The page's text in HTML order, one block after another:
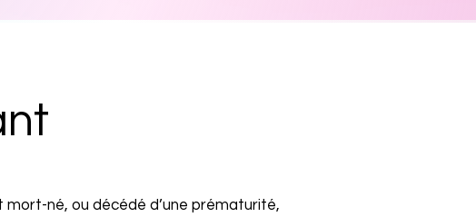
mort-né, ou décédé d’une prématurité,